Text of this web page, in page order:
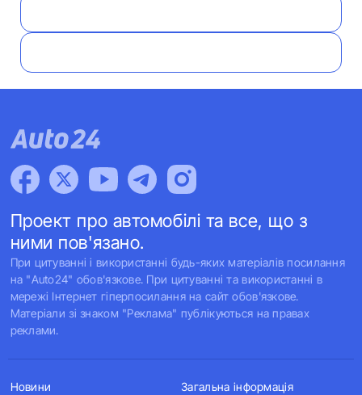
Проект про автомобілі та все, що з
ними пов'язано.
При цитуванні і використанні будь-яких матеріалів посилання
на "Auto24" обов'язкове. При цитуванні та використанні в
мережі Інтернет гіперпосилання на сайт обов'язкове.
Матеріали зі знаком "Реклама" публікуються на правах
реклами.
Новини Загальна інформація